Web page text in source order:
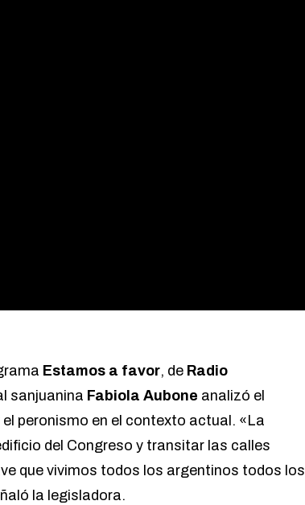
Estamos a favor, de Radio
sanjuanina Fabiola Aubone analizó el
el peronismo en el contexto actual. «La
del Congreso y transitar las calles
que vivimos todos los argentinos todos los
la legisladora.